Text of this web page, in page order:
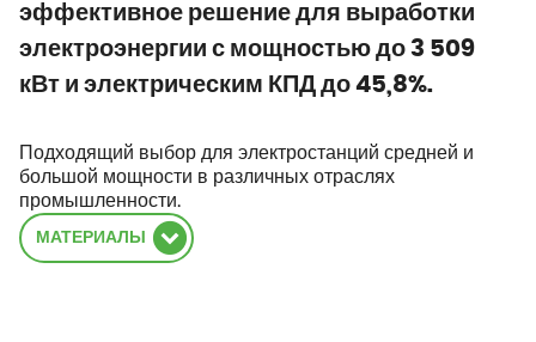
эффективное решение для выработки
электроэнергии с мощностью до 3 509
кВт и электрическим КПД до 45,8%.
Подходящий выбор для электростанций средней и
большой мощности в различных отраслях
промышленности.
МАТЕРИАЛЫ